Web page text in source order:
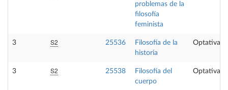
problemas de la
filosofía
feminista
3 S2 25536
Filosofía de la
historia
Optativa
3 S2 25538
Filosofía del
cuerpo
Optativa